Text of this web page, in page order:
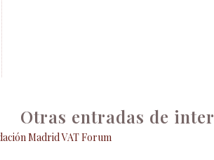
Otras entradas de
Madrid VAT Forum